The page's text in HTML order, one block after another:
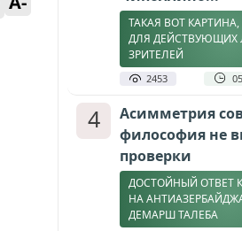
ТАКАЯ ВОТ
ДЛЯ ДЕЙСТВУЮЩИХ
ЗРИТЕЛЕЙ
2453
4
Асимметрия
философия не
проверки
ДОСТОЙНЫЙ ОТВЕТ
НА
ДЕМАРШ ТАЛЕБА